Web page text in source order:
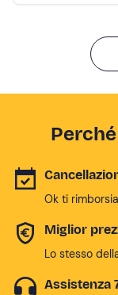
Ok ti
Miglior
Lo stesso
Assistenza